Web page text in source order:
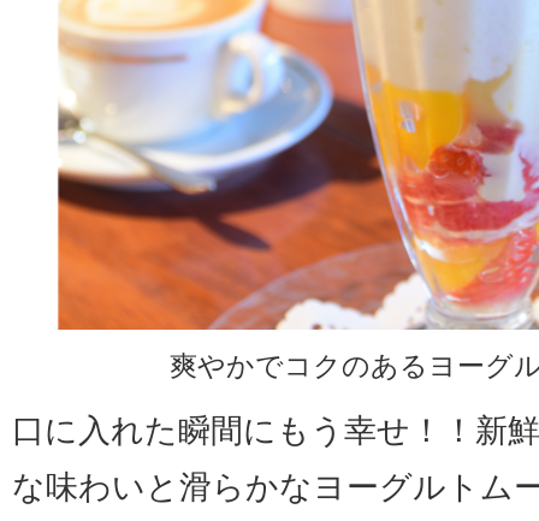
爽やかでコクのあるヨーグ
口に入れた瞬間にもう幸せ！！新
な味わいと滑らかなヨーグルトム